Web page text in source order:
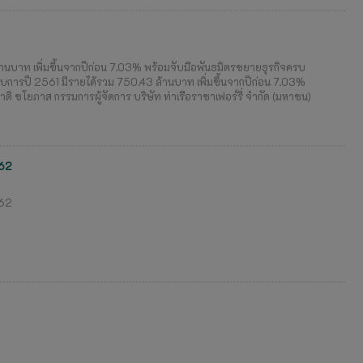
นบาท เพิ่มขึ้นจากปีก่อน 7.03% พร้อมจับมือพันธมิตรขยายธุรกิจครบ
การปี 2561 มีรายได้รวม 750.43 ล้านบาท เพิ่มขึ้นจากปีก่อน 7.03%
ชโยภาส กรรมการผู้จัดการ บริษัท ท่าเรือราชาเฟอร์รี่ จำกัด (มหาชน)